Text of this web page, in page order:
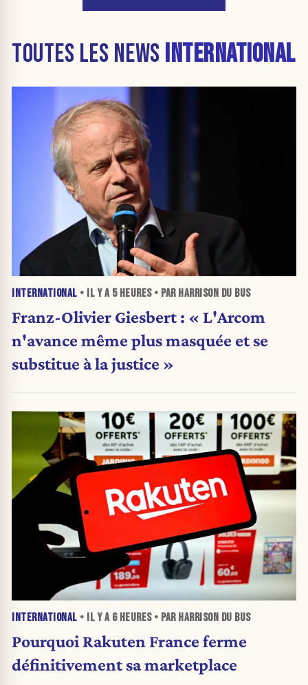
TOUTES LES NEWS INTERNATIONAL
INTERNATIONAL • IL Y A 5 HEURES• PAR HARRISON DU BUS
Franz-Olivier Giesbert : « L'Arcom
n'avance même plus masquée et se
substitue à la justice »
INTERNATIONAL • IL Y A 6 HEURES• PAR HARRISON DU BUS
Pourquoi Rakuten France ferme
définitivement sa marketplace